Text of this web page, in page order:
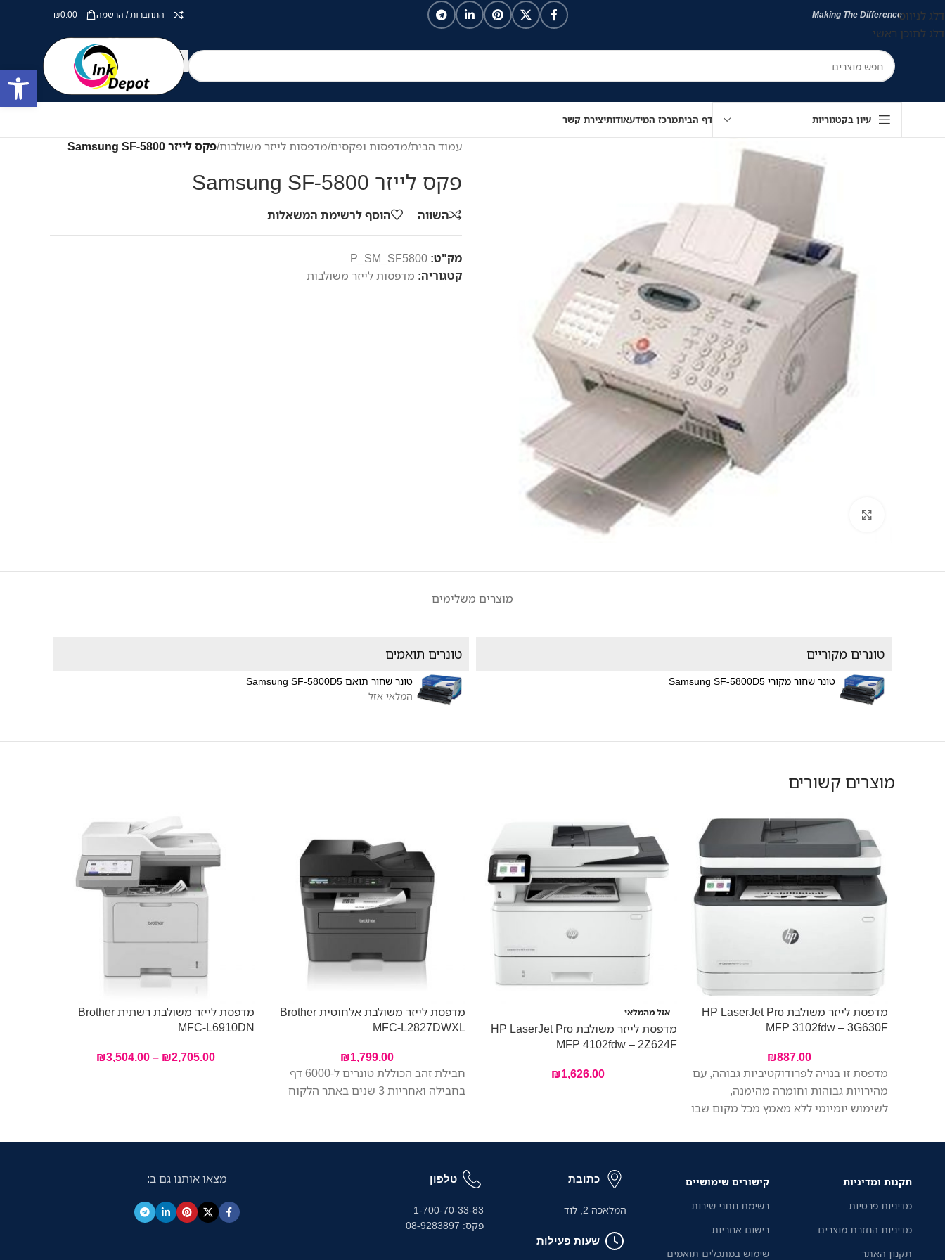
דלג לניווט
דלג לתוכן ראשי
Making The Difference התחברות / הרשמה ₪0.00
עיון בקטגוריות דף הביתמרכז המידעאודותיצירת קשר
עמוד הבית/מדפסות ופקסים/מדפסות לייזר משולבות/פקס לייזר Samsung SF-5800
פקס לייזר Samsung SF-5800
השווה הוסף לרשימת המשאלות
מק"ט: P_SM_SF5800
קטגוריה: מדפסות לייזר משולבות
מוצרים משלימים
טונרים מקוריים
טונר שחור מקורי Samsung SF-5800D5
טונרים תואמים
טונר שחור תואם Samsung SF-5800D5
המלאי אזל
מוצרים קשורים
מדפסת לייזר משולבת HP LaserJet Pro
MFP 3102fdw – 3G630F
₪887.00
מדפסת זו בנויה לפרודוקטיביות גבוהה, עם
מהירויות גבוהות וחומרה מהימנה,
לשימוש יומיומי ללא מאמץ מכל מקום שבו
יותר בעסק שלכם
אזל מהמלאי
מדפסת לייזר משולבת HP LaserJet Pro
MFP 4102fdw – 2Z624F
₪1,626.00
מדפסת לייזר משולבת אלחוטית Brother
MFC-L2827DWXL
₪1,799.00
חבילת זהב הכוללת טונרים ל-6000 דף
בחבילה ואחריות 3 שנים באתר הלקוח
מדפסת לייזר משולבת רשתית Brother
MFC-L6910DN
₪2,705.00
–
₪3,504.00
תקנות ומדיניות
מדיניות פרטיות
מדיניות החזרת מוצרים
תקנון האתר
קישורים שימושיים
רשימת נותני שירות
רישום אחריות
שימוש במתכלים תואמים
כתובת
המלאכה 2, לוד
שעות פעילות
טלפון
1-700-70-33-83
פקס: 08-9283897
מצאו אותנו גם ב:
פתח